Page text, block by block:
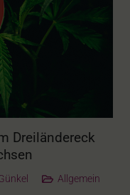
Dreiländereck
Allgemein